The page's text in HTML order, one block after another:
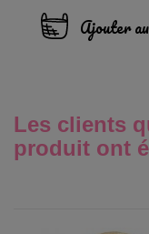
baseAjouter
Les clients
produit ont